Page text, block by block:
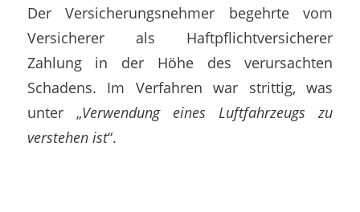
Der Versicherungsnehmer begehrte vom
Versicherer als Haftpflichtversicherer
Zahlung in der Höhe des verursachten
Schadens. Im Verfahren war strittig, was
unter „Verwendung eines Luftfahrzeugs zu
verstehen ist“.